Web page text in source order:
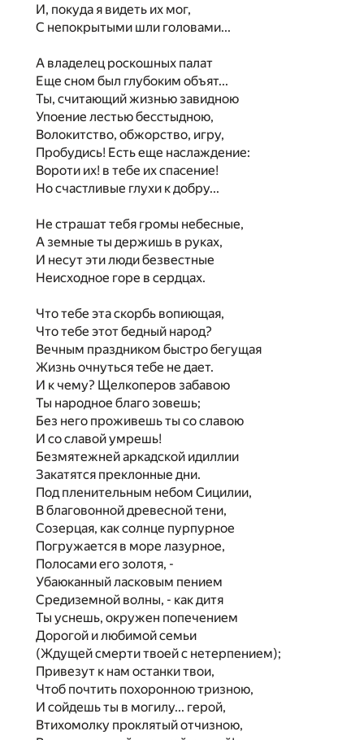
И, покуда я видеть их мог,
С непокрытыми шли головами...
А владелец роскошных палат
Еще сном был глубоким объят...
Ты, считающий жизнью завидною
Упоение лестью бесстыдною,
Волокитство, обжорство, игру,
Пробудись! Есть еще наслаждение:
Вороти их! в тебе их спасение!
Но счастливые глухи к добру...
Не страшат тебя громы небесные,
А земные ты держишь в руках,
И несут эти люди безвестные
Неисходное горе в сердцах.
Что тебе эта скорбь вопиющая,
Что тебе этот бедный народ?
Вечным праздником быстро бегущая
Жизнь очнуться тебе не дает.
И к чему? Щелкоперов забавою
Ты народное благо зовешь;
Без него проживешь ты со славою
И со славой умрешь!
Безмятежней аркадской идиллии
Закатятся преклонные дни.
Под пленительным небом Сицилии,
В благовонной древесной тени,
Созерцая, как солнце пурпурное
Погружается в море лазурное,
Полосами его золотя, -
Убаюканный ласковым пением
Средиземной волны, - как дитя
Ты уснешь, окружен попечением
Дорогой и любимой семьи
(Ждущей смерти твоей с нетерпением);
Привезут к нам останки твои,
Чтоб почтить похоронною тризною,
И сойдешь ты в могилу... герой,
Втихомолку проклятый отчизною,